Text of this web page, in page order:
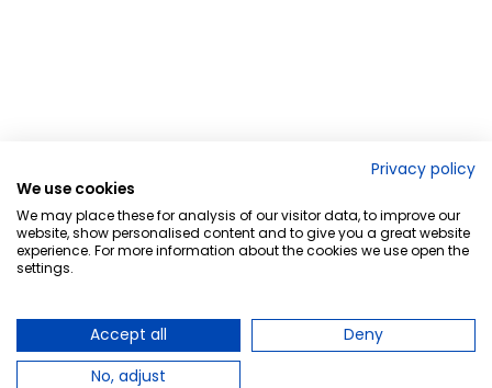
Privacy policy
We use cookies
We may place these for analysis of our visitor data, to improve our
website, show personalised content and to give you a great website
experience. For more information about the cookies we use open the
settings.
Accept all
Deny
No, adjust